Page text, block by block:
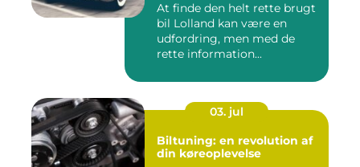
At finde den helt rette brugt
bil Lolland kan være en
udfordring, men med de
rette information...
03. jul
Biltuning: en revolution af
din køreoplevelse